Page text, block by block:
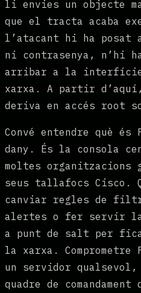
li envies un objecte
que el tracta acaba
l’atacant hi ha posat
ni contrasenya, n’hi
arribar a la
xarxa. A partir
deriva en accés root
Convé entendre què és
dany. És la consola
moltes organitzacions
seus tallafocs Cisco.
canviar regles de
alertes o fer servir la
a punt de salt per
la xarxa. Comprometre
un servidor qualsevol,
quadre de